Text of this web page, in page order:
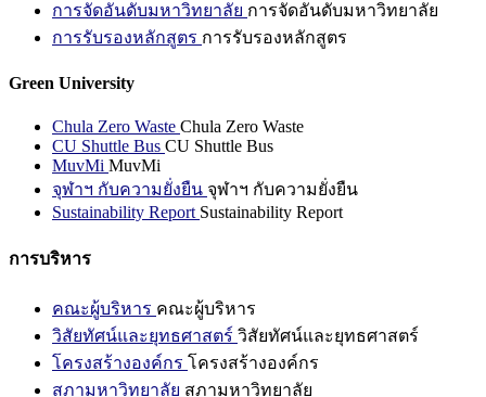
การจัดอันดับมหาวิทยาลัย การจัดอันดับมหาวิทยาลัย
การรับรองหลักสูตร การรับรองหลักสูตร
Green University
Chula Zero Waste Chula Zero Waste
CU Shuttle Bus CU Shuttle Bus
MuvMi MuvMi
จุฬาฯ กับความยั่งยืน จุฬาฯ กับความยั่งยืน
Sustainability Report Sustainability Report
การบริหาร
คณะผู้บริหาร คณะผู้บริหาร
วิสัยทัศน์และยุทธศาสตร์ วิสัยทัศน์และยุทธศาสตร์
โครงสร้างองค์กร โครงสร้างองค์กร
สภามหาวิทยาลัย สภามหาวิทยาลัย